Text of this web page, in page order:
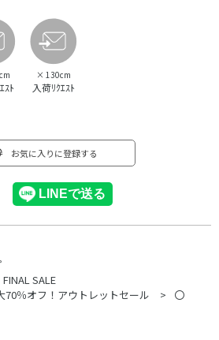
ｽﾄ
× 130cm
入荷ﾘｸｴｽﾄ
お気に入りに登録する
FINAL SALE
70％オフ！アウトレットセール
〇